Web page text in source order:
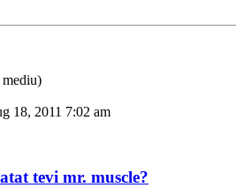
18, 2011 7:02 am
tevi mr. muscle?